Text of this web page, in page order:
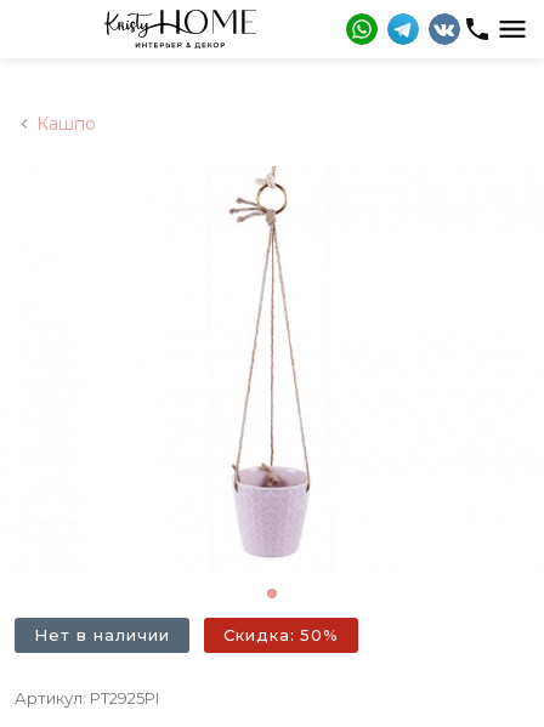
Кашпо
Нет в наличии Скидка: 50%
Артикул: PT2925PI